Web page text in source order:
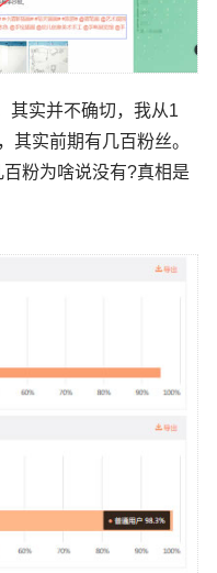
其实并不确切，我从1
其实前期有几百粉丝。
粉为啥说没有?真相是